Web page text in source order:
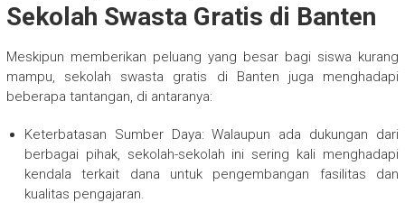
Sekolah Swasta Gratis di Banten
Meskipun memberikan peluang yang besar bagi siswa kurang
mampu, sekolah swasta gratis di Banten juga menghadapi
beberapa tantangan, di antaranya:
Keterbatasan Sumber Daya: Walaupun ada dukungan dari
berbagai pihak, sekolah-sekolah ini sering kali menghadapi
kendala terkait dana untuk pengembangan fasilitas dan
kualitas pengajaran.